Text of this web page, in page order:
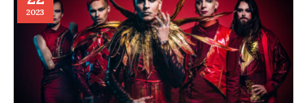
2023